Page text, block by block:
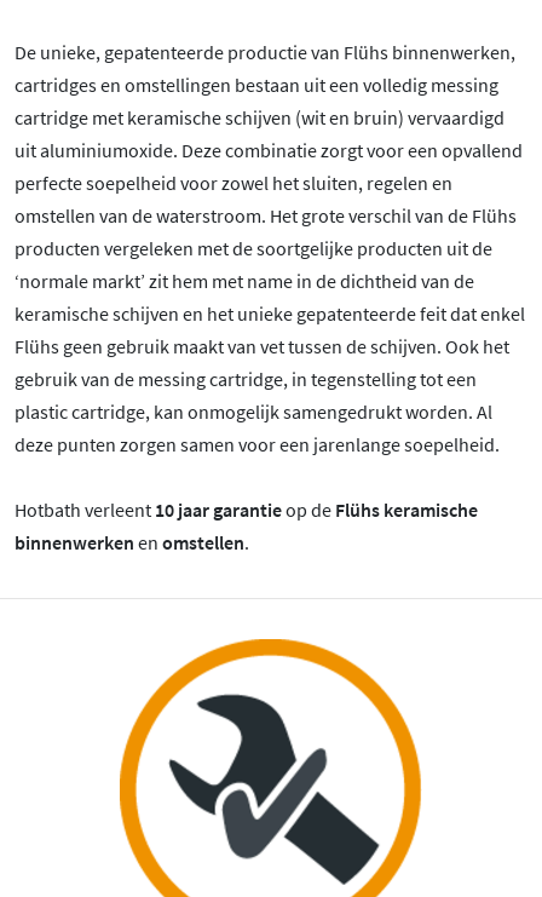
De unieke, gepatenteerde productie van Flühs binnenwerken,
cartridges en omstellingen bestaan uit een volledig messing
cartridge met keramische schijven (wit en bruin) vervaardigd
uit aluminiumoxide. Deze combinatie zorgt voor een opvallend
perfecte soepelheid voor zowel het sluiten, regelen en
omstellen van de waterstroom. Het grote verschil van de Flühs
producten vergeleken met de soortgelijke producten uit de
‘normale markt’ zit hem met name in de dichtheid van de
keramische schijven en het unieke gepatenteerde feit dat enkel
Flühs geen gebruik maakt van vet tussen de schijven. Ook het
gebruik van de messing cartridge, in tegenstelling tot een
plastic cartridge, kan onmogelijk samengedrukt worden. Al
deze punten zorgen samen voor een jarenlange soepelheid.
Hotbath verleent 10 jaar garantieop de Flühs keramische
binnenwerken en omstellen.